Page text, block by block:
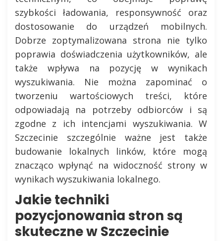
szybkości ładowania, responsywność oraz
dostosowanie do urządzeń mobilnych.
Dobrze zoptymalizowana strona nie tylko
poprawia doświadczenia użytkowników, ale
także wpływa na pozycję w wynikach
wyszukiwania. Nie można zapominać o
tworzeniu wartościowych treści, które
odpowiadają na potrzeby odbiorców i są
zgodne z ich intencjami wyszukiwania. W
Szczecinie szczególnie ważne jest także
budowanie lokalnych linków, które mogą
znacząco wpłynąć na widoczność strony w
wynikach wyszukiwania lokalnego.
Jakie techniki
pozycjonowania stron są
skuteczne w Szczecinie